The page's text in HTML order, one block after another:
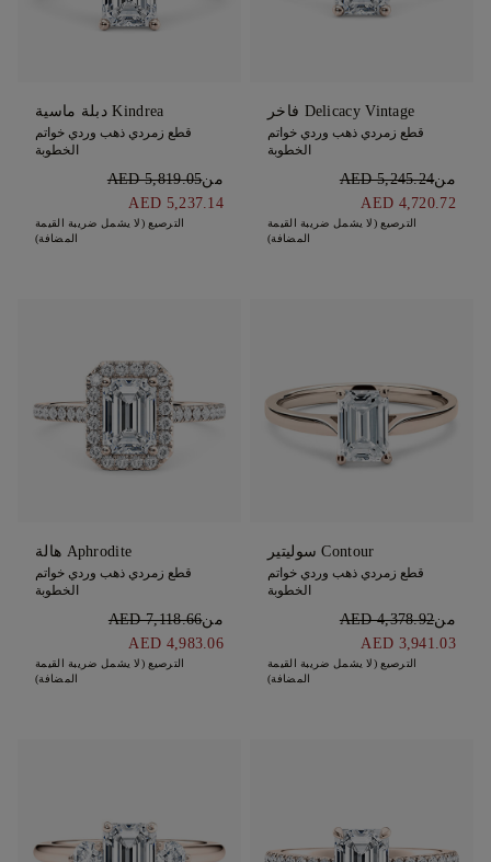
Delicacy Vintage فاخر
قطع زمردي ذهب وردي خواتم
الخطوبة
منAED 5,245.24
AED 4,720.72
الترصيع (لا يشمل ضريبة القيمة
المضافة)
Kindrea دبلة ماسية
قطع زمردي ذهب وردي خواتم
الخطوبة
منAED 5,819.05
AED 5,237.14
الترصيع (لا يشمل ضريبة القيمة
المضافة)
Contour سوليتير
قطع زمردي ذهب وردي خواتم
الخطوبة
منAED 4,378.92
AED 3,941.03
الترصيع (لا يشمل ضريبة القيمة
المضافة)
Aphrodite هالة
قطع زمردي ذهب وردي خواتم
الخطوبة
منAED 7,118.66
AED 4,983.06
الترصيع (لا يشمل ضريبة القيمة
المضافة)